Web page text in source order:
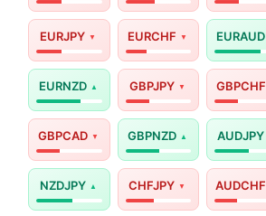
EURJPY EURCHF EURAUD
EURNZD GBPJPY GBPCHF
GBPCAD GBPNZD AUDJPY
NZDJPY CHFJPY AUDCHF